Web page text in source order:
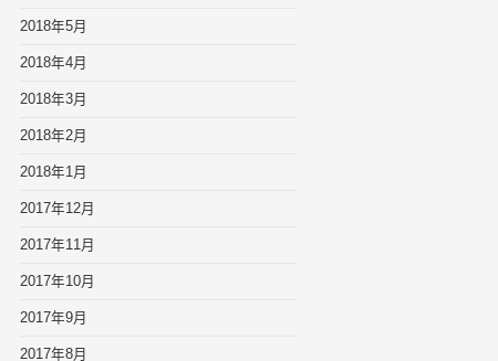
2018年5月
2018年4月
2018年3月
2018年2月
2018年1月
2017年12月
2017年11月
2017年10月
2017年9月
2017年8月